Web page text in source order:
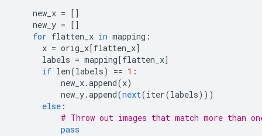
new_x = []
new_y = []
for flatten_x in mapping :
x = orig_x[flatten_x]
labels = mapping[flatten_x]
if len(labels) == 1 :
new_x.append(x)
new_y.append(next(iter(labels)))
else :
# Throw out images that match more than
pass